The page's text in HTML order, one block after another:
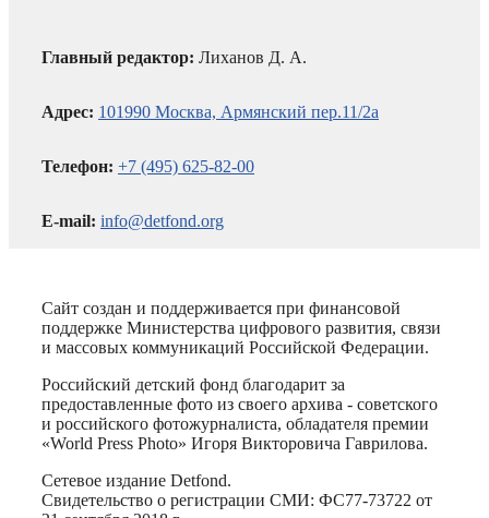
Главный редактор: Лиханов Д. А.
Адрес: 101990 Москва, Армянский пер.11/2а
Телефон: +7 (495) 625-82-00
E-mail: info@detfond.org
Сайт создан и поддерживается при финансовой
поддержке Министерства цифрового развития, связи
и массовых коммуникаций Российской Федерации.
Российский детский фонд благодарит за
предоставленные фото из своего архива - советского
и российского фотожурналиста, обладателя премии
«World Press Photo» Игоря Викторовича Гаврилова.
Сетевое издание Detfond.
Свидетельство о регистрации СМИ: ФС77-73722 от